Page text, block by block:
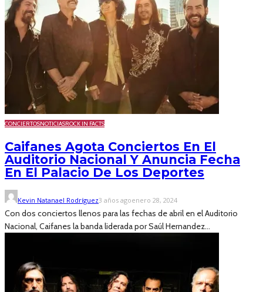
CONCIERTOSNOTICIASROCK IN FACTS
Caifanes Agota Conciertos En El
Auditorio Nacional Y Anuncia Fecha
En El Palacio De Los Deportes
Kevin Natanael Rodríguez3 años agoenero 28, 2024
Con dos conciertos llenos para las fechas de abril en el Auditorio
Nacional, Caifanes la banda liderada por Saúl Hernandez...